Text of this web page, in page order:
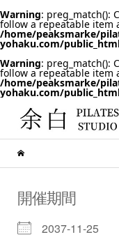
Warning: preg_match():
follow a repeatable item
/home/peaksmarke/
yohaku.com/
Warning: preg_match():
follow a repeatable item
/home/peaksmarke/
yohaku.com/
開催期間
2037-11-25